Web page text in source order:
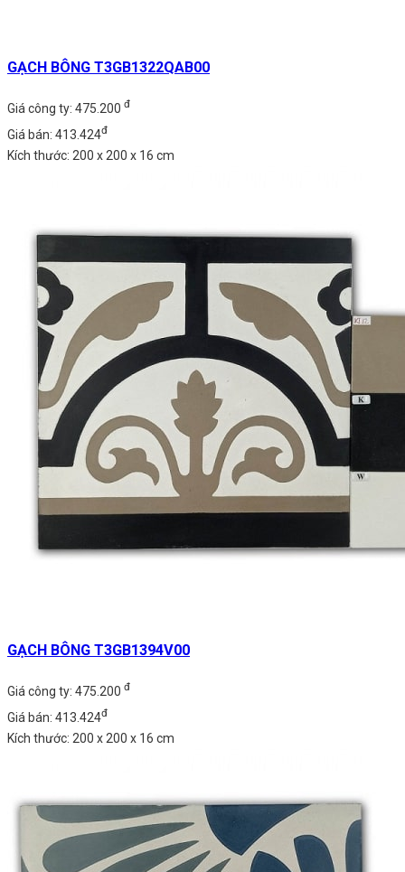
GẠCH BÔNG T3GB1322QAB00
Giá công ty: 475.200 đ
Giá bán: 413.424đ
Kích thước: 200 x 200 x 16 cm
GẠCH BÔNG T3GB1394V00
Giá công ty: 475.200 đ
Giá bán: 413.424đ
Kích thước: 200 x 200 x 16 cm